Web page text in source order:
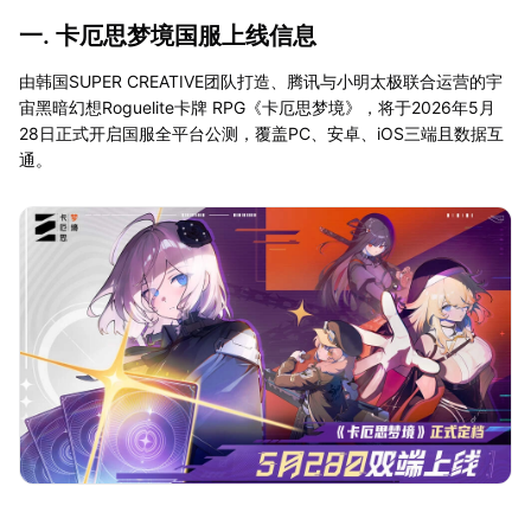
一. 卡厄思梦境国服上线信息
由韩国SUPER CREATIVE团队打造、腾讯与小明太极联合运营的宇
宙黑暗幻想Roguelite卡牌 RPG《卡厄思梦境》，将于2026年5月
28日正式开启国服全平台公测，覆盖PC、安卓、iOS三端且数据互
通。